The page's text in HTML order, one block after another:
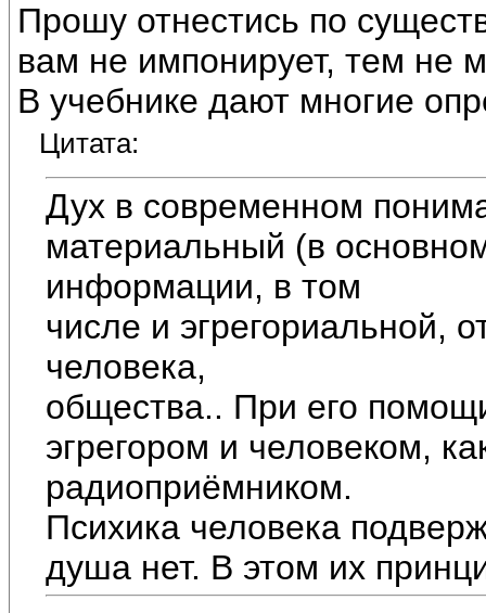
Прошу отнестись по
вам не импонирует, тем не
В учебнике дают многие
Цитата:
Дух в современном
материальный (в
информации, в том
числе и эгрегориальной,
человека,
общества.. При его
эгрегором и человеком,
радиоприёмником.
Психика человека
душа нет. В этом их